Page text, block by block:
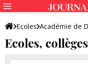
Ecoles Académie de
Ecoles,